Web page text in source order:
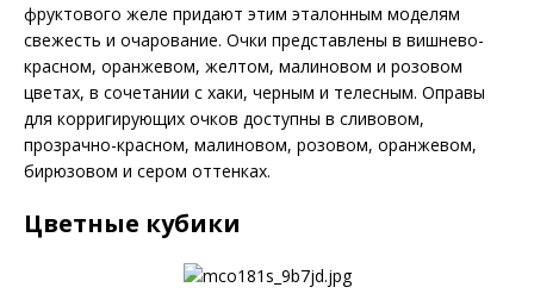
фруктового желе придают этим эталонным моделям
свежесть и очарование. Очки представлены в вишнево-
красном, оранжевом, желтом, малиновом и розовом
цветах, в сочетании с хаки, черным и телесным. Оправы
для корригирующих очков доступны в сливовом,
прозрачно-красном, малиновом, розовом, оранжевом,
бирюзовом и сером оттенках.
Цветные кубики